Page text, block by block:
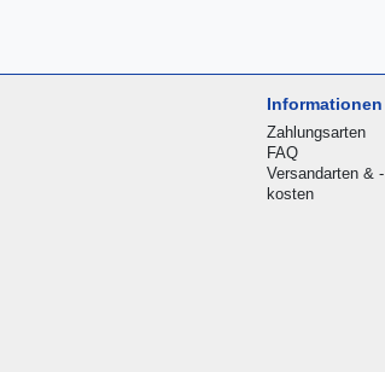
Informationen
Zahlungsarten
FAQ
Versandarten & -
kosten